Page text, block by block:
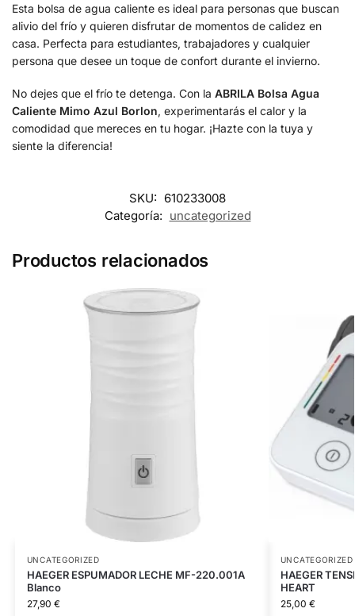
Esta bolsa de agua caliente es ideal para personas que buscan
alivio del frío y quieren disfrutar de momentos de calidez en
casa. Perfecta para estudiantes, trabajadores y cualquier
persona que desee un toque de confort durante el invierno.
No dejes que el frío te detenga. Con la ABRILA Bolsa Agua
Caliente Mimo Azul Borlon, experimentarás el calor y la
comodidad que mereces en tu hogar. ¡Hazte con la tuya y
siente la diferencia!
SKU: 610233008
Categoría: uncategorized
Productos relacionados
UNCATEGORIZED
HAEGER ESPUMADOR LECHE MF-220.001A
Blanco
27,90 €
UNCATEGORIZED
HAEGER
HEART
25,00 €